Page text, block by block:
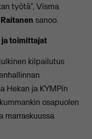
työtä”, Visma
sanoo.
ja toimittajat
kilpailutus
Hekan ja KYMPin
osapuolen
marraskuussa